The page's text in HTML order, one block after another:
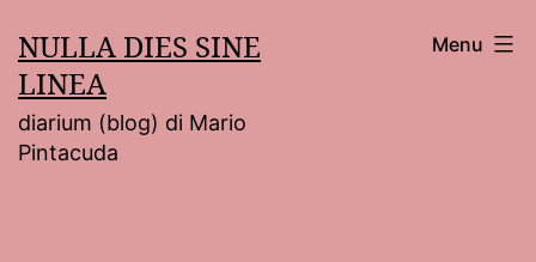
al
contenuto
NULLA DIES SINE
LINEA
diarium (blog) di Mario
Pintacuda
Menu